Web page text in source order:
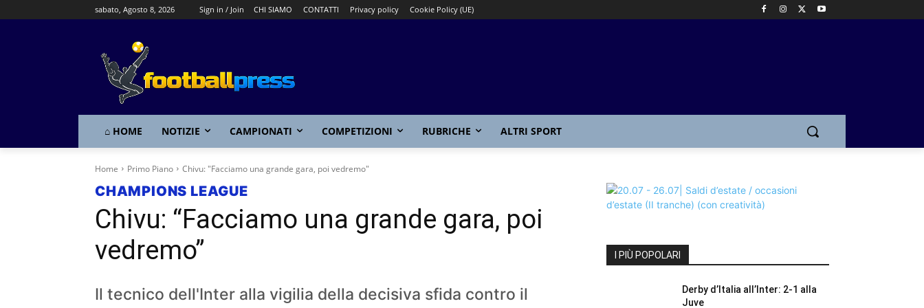
sabato, Agosto 8, 2026 Sign in / Join CHI SIAMO CONTATTI Privacy policy Cookie Policy (UE)
⌂ HOME NOTIZIE CAMPIONATI COMPETIZIONI RUBRICHE ALTRI SPORT
Home Primo Piano Chivu: "Facciamo una grande gara, poi vedremo"
CHAMPIONS LEAGUE
Chivu: “Facciamo una grande gara, poi
vedremo”
Il tecnico dell'Inter alla vigilia della decisiva sfida contro il
I PIÙ POPOLARI
Derby d’Italia all’Inter: 2-1 alla
Juve